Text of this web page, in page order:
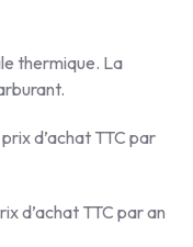
thermique. La
prix d’achat TTC par
d’achat TTC par an